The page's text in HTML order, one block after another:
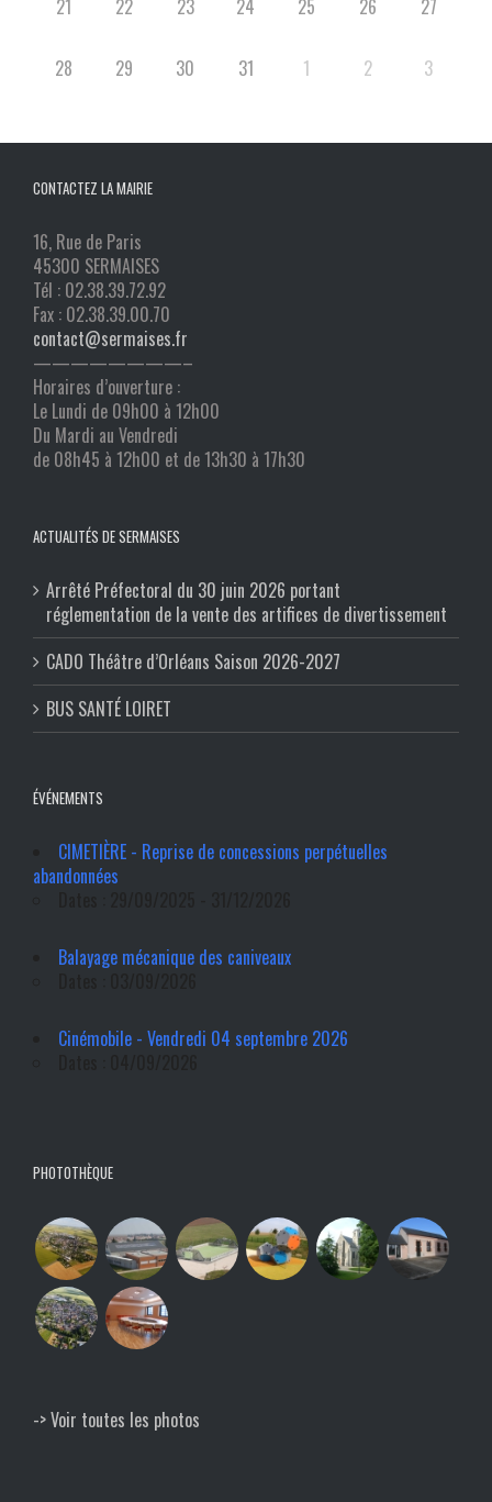
21 22 23 24 25 26 27
28 29 30 31 1 2 3
CONTACTEZ LA MAIRIE
16, Rue de Paris
45300 SERMAISES
Tél : 02.38.39.72.92
Fax : 02.38.39.00.70
contact@sermaises.fr
————————–
Horaires d’ouverture :
Le Lundi de 09h00 à 12h00
Du Mardi au Vendredi
de 08h45 à 12h00 et de 13h30 à 17h30
ACTUALITÉS DE SERMAISES
Arrêté Préfectoral du 30 juin 2026 portant
réglementation de la vente des artifices de divertissement
CADO Théâtre d’Orléans Saison 2026-2027
BUS SANTÉ LOIRET
ÉVÉNEMENTS
CIMETIÈRE - Reprise de concessions perpétuelles
abandonnées
Balayage mécanique des caniveaux
Cinémobile - Vendredi 04 septembre 2026
PHOTOTHÈQUE
-> Voir toutes les photos